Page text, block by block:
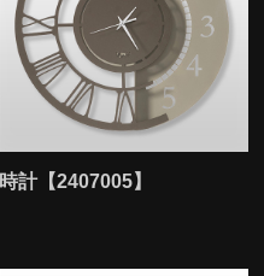
時計【2407005】